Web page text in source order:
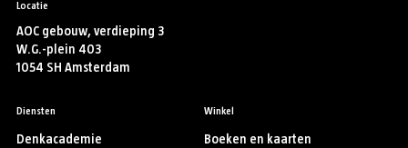
Locatie
AOC gebouw, verdieping 3
W.G.-plein 403
1054 SH Amsterdam
Diensten
Denkacademie
Winkel
Boeken en kaarten